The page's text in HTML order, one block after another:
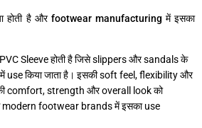
होती है और footwear manufacturing में इसका
Sleeve होती है जिसे slippers और sandals के
किया जाता है। इसकी soft feel, flexibility और
comfort, strength और overall look को
modern footwear brands में इसका use